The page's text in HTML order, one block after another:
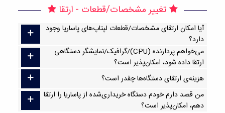
تغییر مشخصات/قطعات - ارتقا
آیا امکان ارتقا‌ی مشخصات/قطعات لپتاپ‌های پاساریا وجود
دارد؟
می‌خواهم پردازنده (CPU)/گرافیک/نمایشگر دستگاهی
ارتقا داده شود، امکان‌پذیر است؟
هزینه‌ی ارتقای دستگاه‌ها چقدر است؟
من قصد دارم خودم دستگاه خریداری‌شده از پاساریا را ارتقا
دهم، امکان‌پذیر است؟